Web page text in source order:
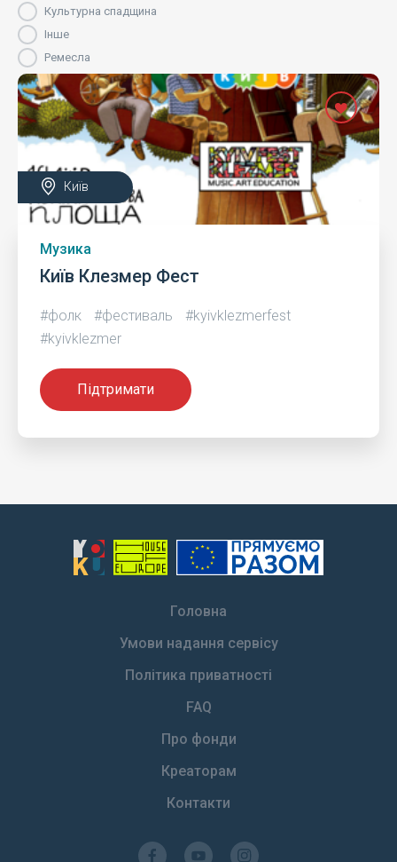
Культурна спадщина
Інше
Ремесла
Київ
Музика
Київ Клезмер Фест
#фолк #фестиваль
#kyivklezmerfest
#kyivklezmer
Підтримати
Головна
Умови надання сервісу
Політика приватності
FAQ
Про фонди
Креаторам
Контакти